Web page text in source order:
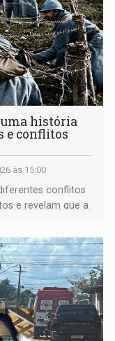
uma história
e conflitos
às 15:00
conflitos
e revelam que a